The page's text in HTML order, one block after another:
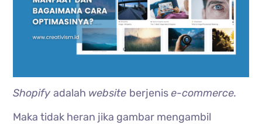
Shopifyadalah website berjenis e-commerce.
Maka tidak heran jika gambar mengambil